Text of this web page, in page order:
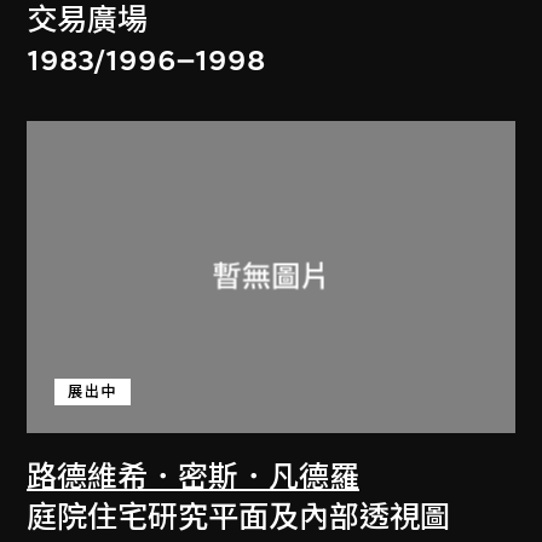
交易廣場
1983/1996–1998
路德維希．密斯．凡德羅
展出中
庭院住宅研究平面及內部透視圖